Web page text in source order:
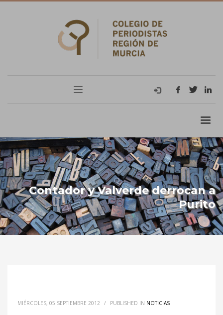
Contador y Valverde derrocan a
Purito
MIÉRCOLES, 05 SEPTIEMBRE 2012 / PUBLISHED IN NOTICIAS